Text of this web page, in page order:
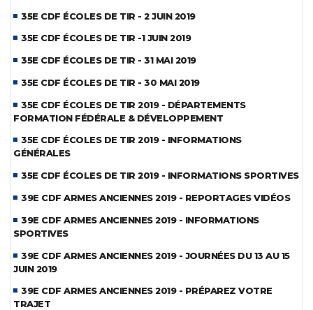
35E CDF ÉCOLES DE TIR - 2 JUIN 2019
35E CDF ÉCOLES DE TIR -1 JUIN 2019
35E CDF ÉCOLES DE TIR - 31 MAI 2019
35E CDF ÉCOLES DE TIR - 30 MAI 2019
35E CDF ÉCOLES DE TIR 2019 - DÉPARTEMENTS
FORMATION FÉDÉRALE & DÉVELOPPEMENT
35E CDF ÉCOLES DE TIR 2019 - INFORMATIONS
GÉNÉRALES
35E CDF ÉCOLES DE TIR 2019 - INFORMATIONS SPORTIVES
39E CDF ARMES ANCIENNES 2019 - REPORTAGES VIDÉOS
39E CDF ARMES ANCIENNES 2019 - INFORMATIONS
SPORTIVES
39E CDF ARMES ANCIENNES 2019 - JOURNÉES DU 13 AU 15
JUIN 2019
39E CDF ARMES ANCIENNES 2019 - PRÉPAREZ VOTRE
TRAJET